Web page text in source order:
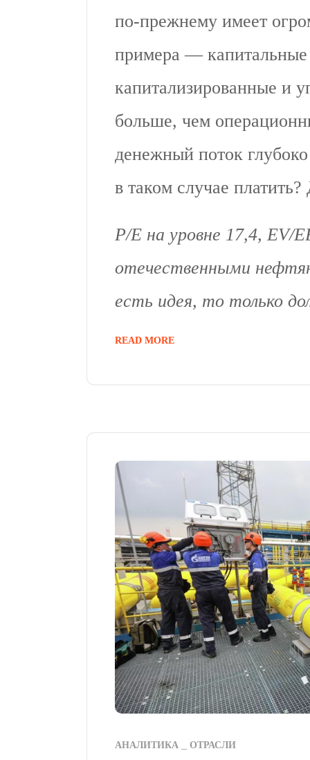
по-прежнему имеет
примера —
капитализированные и
больше, чем
денежный поток
в таком случае
P/E на уровне 17,4, EV/
отечественными
есть идея, то только
READ MORE
АНАЛИТИКА ОТРАСЛИ